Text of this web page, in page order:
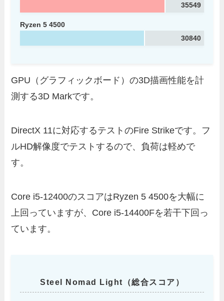
35549
Ryzen 5 4500
30840
GPU（グラフィックボード）の3D描画性能を計
測する3D Markです。
DirectX 11に対応するテストのFire Strikeです。フ
ルHD解像度でテストするので、負荷は軽めで
す。
Core i5-12400のスコアはRyzen 5 4500を大幅に
上回っていますが、Core i5-14400Fを若干下回っ
ています。
Steel Nomad Light（総合スコア）